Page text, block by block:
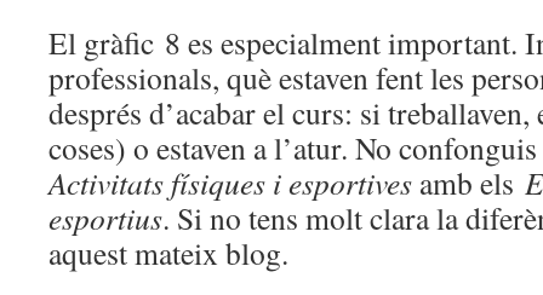
El gràfic 8 es especialment important.
professionals, què estaven fent les
després d’acabar el curs: si
coses) o estaven a l’atur. No
Activitats físiques i esportives amb els
esportius. Si no tens molt clara la
aquest mateix blog.